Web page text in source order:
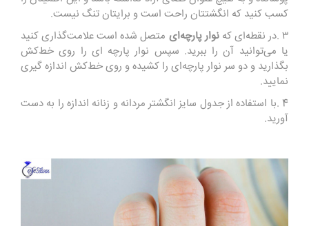
کسب کنید که انگشتتان راحت است و برایتان تنگ نیست.
٣.در نقطه‌ای کهنوار پارچه‌ای متصل شده است علامت‌گذاری کنید
یا می‌توانید آن را ببرید. سپس نوار پارچه ‌ای را روی خط‌کش
بگذارید و دو سر نوار پارچه‌ای را کشیده و روی خط‌کش اندازه ‌گیری
نمایید.
4
.با استفاده از جدول سایز انگشتر مردانه و زنانه اندازه را به دست
آورید.